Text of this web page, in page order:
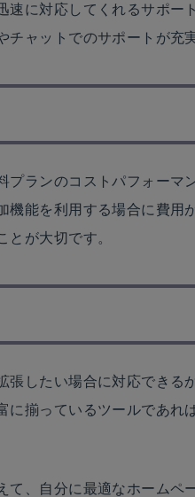
速に対応してくれるサポ
チャットでのサポートが充
プランのコストパフォーマ
機能を利用する場合に費用
とが大切です。
張したい場合に対応できる
に揃っているツールであれ
て、自分に最適なホームペ